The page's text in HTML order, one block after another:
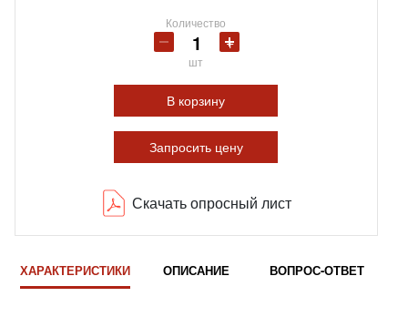
Количество
шт
В корзину
Запросить цену
Скачать опросный лист
ХАРАКТЕРИСТИКИ ОПИСАНИЕ ВОПРОС-ОТВЕТ